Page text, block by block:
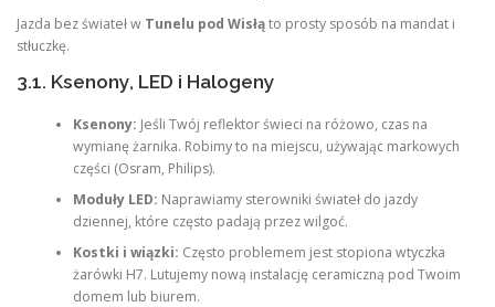
Jazda bez świateł w Tunelu pod Wisłąto prosty sposób na mandat i
stłuczkę.
3.1. Ksenony, LED i Halogeny
Ksenony: Jeśli Twój reflektor świeci na różowo, czas na
wymianę żarnika. Robimy to na miejscu, używając markowych
części (Osram, Philips).
Moduły LED: Naprawiamy sterowniki świateł do jazdy
dziennej, które często padają przez wilgoć.
Kostki i wiązki: Często problemem jest stopiona wtyczka
żarówki H7. Lutujemy nową instalację ceramiczną pod Twoim
domem lub biurem.